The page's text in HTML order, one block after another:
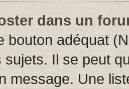
dans un
bouton adéquat
Il se peut
message. Une